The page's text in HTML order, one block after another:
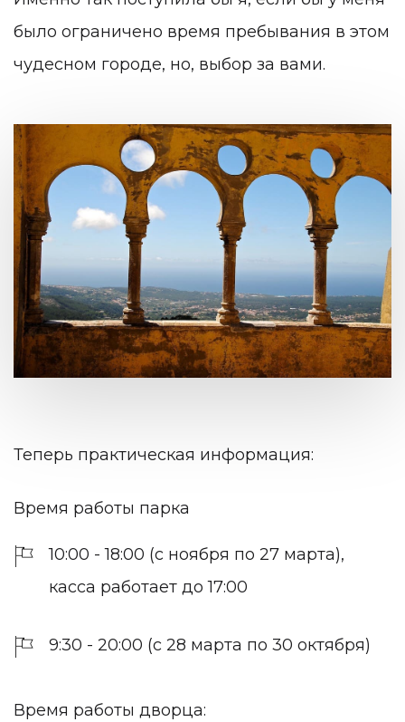
было ограничено время пребывания в этом
чудесном городе, но, выбор за вами.
Теперь практическая информация:
Время работы парка
10:00 - 18:00 (с ноября по 27 марта),
касса работает до 17:00
9:30 - 20:00 (с 28 марта по 30 октября)
Время работы дворца: